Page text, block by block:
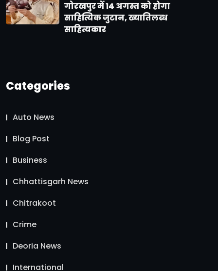
गोरखपुर में 14 अगस्त को होगा
साहित्यिक जुटान, ख्यातिलब्ध
साहित्यकार
Categories
Auto News
Blog Post
Business
Chhattisgarh News
Chitrakoot
Crime
Deoria News
International